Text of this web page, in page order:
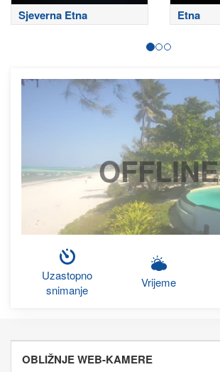
Sjeverna Etna Etna
OFFLINE
Uzastopno
snimanje
Vrijeme
OBLIŽNJE WEB-KAMERE